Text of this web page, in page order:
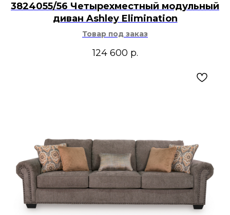
3824055/56 Четырехместный модульный
диван Ashley Elimination
Товар под заказ
124 600 р.